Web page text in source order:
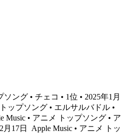
ソング • チェコ • 1位 • 2025年1月
ップソング • エルサルバドル •
Music • アニメ トップソング • ア
月17日
Apple Music • アニメ トッ